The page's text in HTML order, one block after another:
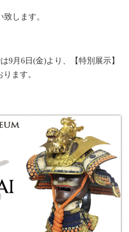
します。
9月6日(金)より、【特別展示】
ます。